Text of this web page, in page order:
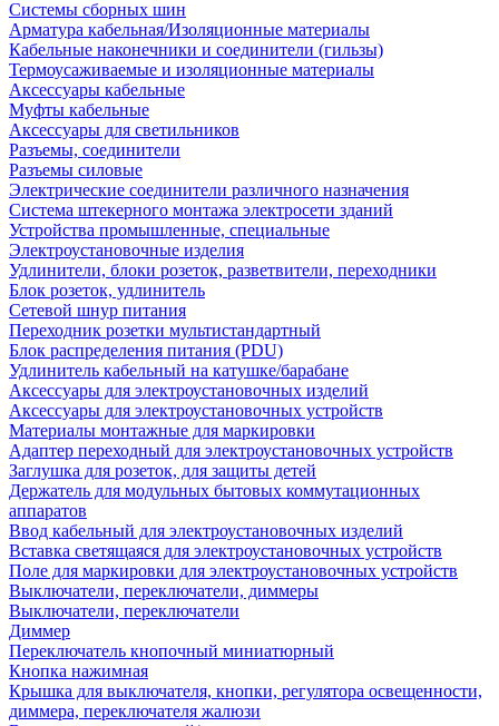
Системы сборных шин
Арматура кабельная/Изоляционные материалы
Кабельные наконечники и соединители (гильзы)
Термоусаживаемые и изоляционные материалы
Аксессуары кабельные
Муфты кабельные
Аксессуары для светильников
Разъемы, соединители
Разъемы силовые
Электрические соединители различного назначения
Система штекерного монтажа электросети зданий
Устройства промышленные, специальные
Электроустановочные изделия
Удлинители, блоки розеток, разветвители, переходники
Блок розеток, удлинитель
Сетевой шнур питания
Переходник розетки мультистандартный
Блок распределения питания (PDU)
Удлинитель кабельный на катушке/барабане
Аксессуары для электроустановочных изделий
Аксессуары для электроустановочных устройств
Материалы монтажные для маркировки
Адаптер переходный для электроустановочных устройств
Заглушка для розеток, для защиты детей
Держатель для модульных бытовых коммутационных
аппаратов
Ввод кабельный для электроустановочных изделий
Вставка светящаяся для электроустановочных устройств
Поле для маркировки для электроустановочных устройств
Выключатели, переключатели, диммеры
Выключатели, переключатели
Диммер
Переключатель кнопочный миниатюрный
Кнопка нажимная
Крышка для выключателя, кнопки, регулятора освещенности,
диммера, переключателя жалюзи